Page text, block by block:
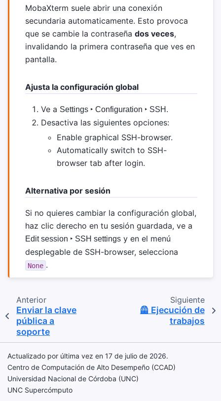
MobaXterm suele abrir una conexión
secundaria automaticamente. Esto provoca
que se cambie la contraseñados veces,
invalidando la primera contraseña que ves en
pantalla.
Ajusta la configuración global
Ve a Settings ‣ Configuration ‣ SSH .
Desactiva las siguientes opciones:
Enable graphical SSH-browser.
Automatically switch to SSH-
browser tab after login.
Alternativa por sesión
Si no quieres cambiar la configuración global,
haz clic derecho en tu sesión guardada, ve a
Edit session ‣ SSH settings y en el menú
desplegable de SSH-browser, selecciona
None .
Anterior
Enviar la clave
pública a
soporte
Siguiente
🦺 Ejecución de
trabajos
Actualizado por última vez en 17 de julio de 2026.
Centro de Computación de Alto Desempeño (CCAD)
Universidad Nacional de Córdoba (UNC)
UNC Supercómputo